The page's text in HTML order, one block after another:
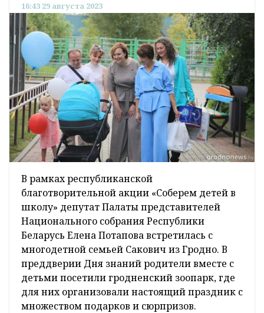
16:43 29 августа 2023
В рамках республиканской
благотворительной акции «Соберем детей в
школу» депутат Палаты представителей
Национального собрания Республики
Беларусь Елена Потапова встретилась с
многодетной семьей Сакович из Гродно. В
преддверии Дня знаний родители вместе с
детьми посетили гродненский зоопарк, где
для них организовали настоящий праздник с
множеством подарков и сюрпризов.